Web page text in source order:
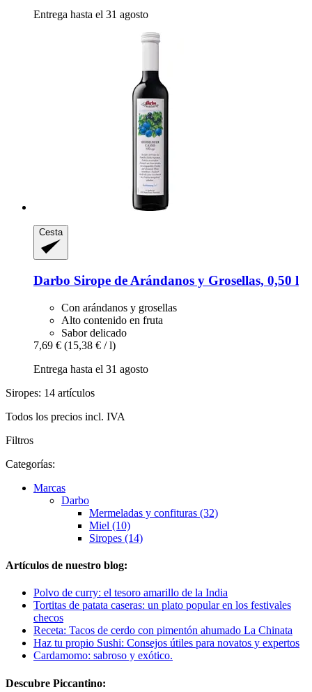
Entrega hasta el 31 agosto
Cesta
Darbo Sirope de Arándanos y Grosellas, 0,50 l
Con arándanos y grosellas
Alto contenido en fruta
Sabor delicado
7,69 € (15,38 € / l)
Entrega hasta el 31 agosto
Siropes: 14 artículos
Todos los precios incl. IVA
Filtros
Categorías:
Marcas
Darbo
Mermeladas y confituras (32)
Miel (10)
Siropes (14)
Artículos de nuestro blog:
Polvo de curry: el tesoro amarillo de la India
Tortitas de patata caseras: un plato popular en los festivales
checos
Receta: Tacos de cerdo con pimentón ahumado La Chinata
Haz tu propio Sushi: Consejos útiles para novatos y expertos
Cardamomo: sabroso y exótico.
Descubre Piccantino: